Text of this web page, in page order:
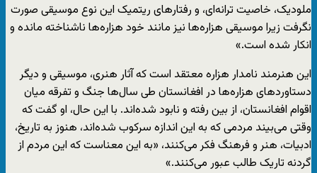
ملودیک، خاصیت ترانه‌‌ای، و رفتارهای ریتمیک این نوع موسیقی صورت
نگرفت زیرا موسیقی هزاره‌ها نیز مانند خود هزاره‌ها ناشناخته مانده و
انکار شده است.»
این هنرمند نامدار هزاره معتقد است که آثار هنری، موسیقی و دیگر
دستاوردهای هزاره‌ها در افغانستان طی سال‌ها جنگ و تفرقه میان
اقوام افغانستان، از بین رفته و نابود شده‌اند. با این حال، او گفت که
وقتی می‌بیند مردمی که به این اندازه سرکوب شده‌اند، هنوز به تاریخ،
ادبیات، هنر و فرهنگ فکر می‌کنند، «به این معناست که این مردم از
گردنه تاریک طالب عبور می‌کنند.»